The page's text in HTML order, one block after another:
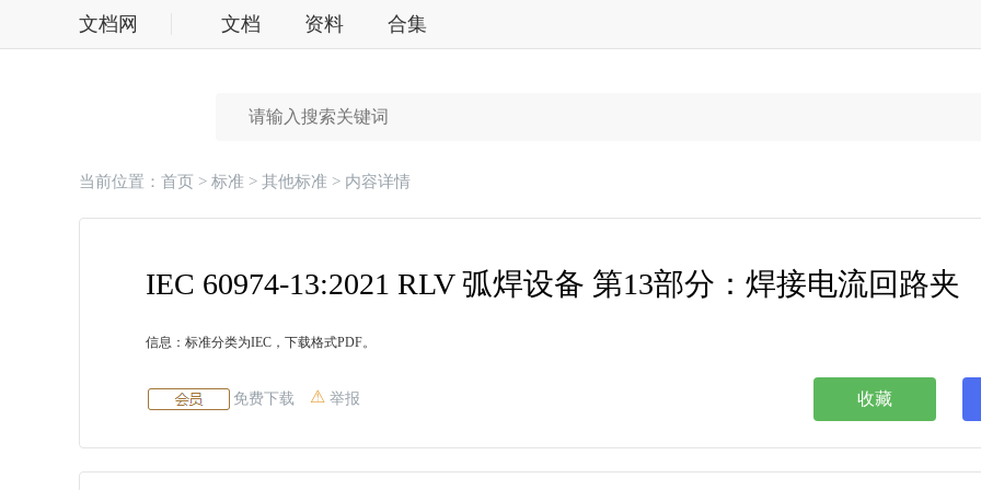
文档网 文档 资料 合集
当前位置： 首页 > 标准 > 其他标准 > 内容详情
IEC 60974-13:2021 RLV 弧焊设备 第13部分：焊接电流回路夹
信息：标准分类为IEC，下载格式PDF。
收藏
免费下载 举报